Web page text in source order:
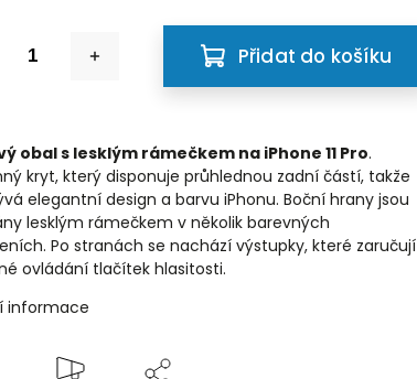
Přidat do košíku
obal s lesklým rámečkem na iPhone 11 Pro.
kryt, který disponuje průhlednou zadní částí, takže
elegantní design a barvu iPhonu. Boční hrany jsou
lesklým rámečkem v několik barevných
Po stranách se nachází výstupky, které zaručují
ovládání tlačítek hlasitosti.
informace